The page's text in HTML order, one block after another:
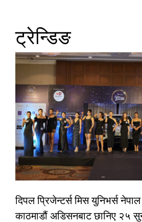
ट्रेन्डिङ
दिपल प्रिजेन्टर्स मिस युनिभर्स
काठमाडौं अडिसनबाट छानिए २५